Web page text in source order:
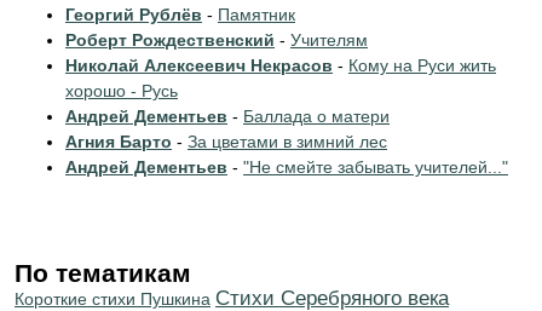
Георгий Рублёв - Памятник
Роберт Рождественский - Учителям
Николай Алексеевич Некрасов - Кому на Руси жить
хорошо - Русь
Андрей Дементьев - Баллада о матери
Агния Барто - За цветами в зимний лес
Андрей Дементьев - "Не смейте забывать учителей..."
По тематикам
Короткие стихи Пушкина Cтихи Серебряного века